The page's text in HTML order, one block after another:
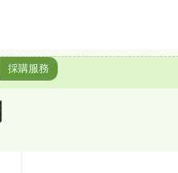
採購服務